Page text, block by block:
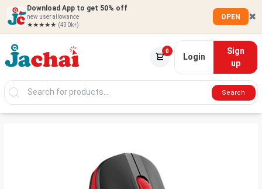
Download App to get 50% off
new user allowance
★★★★★ (430k+)
OPEN ✖
0
Login
Sign
up
Search